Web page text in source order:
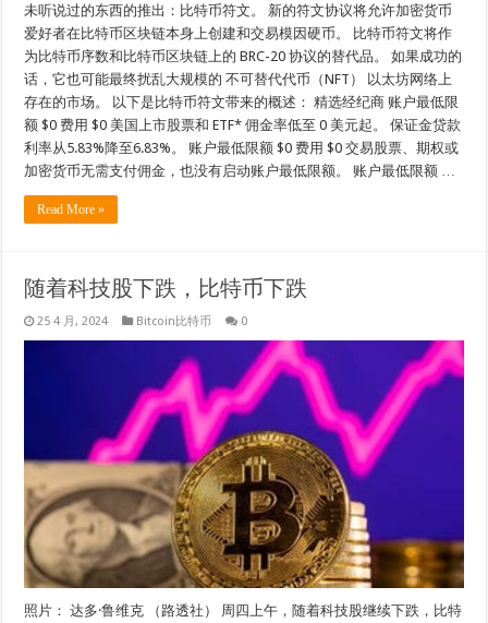
未听说过的东西的推出：比特币符文。 新的符文协议将允许加密货币
爱好者在比特币区块链本身上创建和交易模因硬币。 比特币符文将作
为比特币序数和比特币区块链上的 BRC-20 协议的替代品。 如果成功的
话，它也可能最终扰乱大规模的 不可替代代币（NFT） 以太坊网络上
存在的市场。 以下是比特币符文带来的概述： 精选经纪商 账户最低限
额 $0 费用 $0 美国上市股票和 ETF* 佣金率低至 0 美元起。 保证金贷款
利率从5.83%降至6.83%。 账户最低限额 $0 费用 $0 交易股票、期权或
加密货币无需支付佣金，也没有启动账户最低限额。 账户最低限额 …
Read More »
随着科技股下跌，比特币下跌
25 4 月, 2024 Bitcoin比特币 0
照片： 达多·鲁维克 （路透社） 周四上午，随着科技股继续下跌，比特